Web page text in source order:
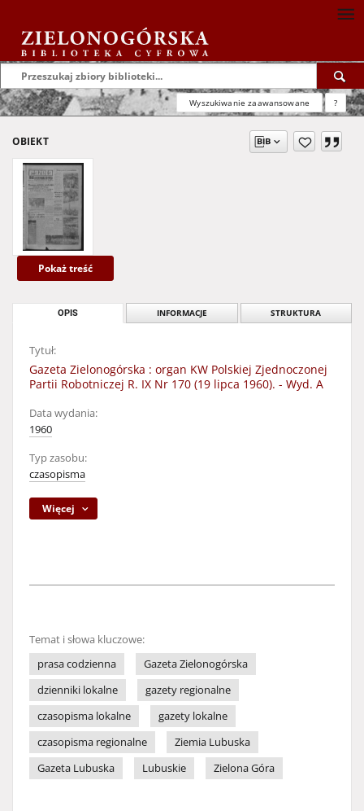
Wyszukiwanie zaawansowane ?
OBIEKT
Pokaż treść
OPIS INFORMACJE STRUKTURA
Tytuł:
Gazeta Zielonogórska : organ KW Polskiej Zjednoczonej
Partii Robotniczej R. IX Nr 170 (19 lipca 1960). - Wyd. A
Data wydania:
1960
Typ zasobu:
czasopisma
Więcej
Temat i słowa kluczowe:
prasa codzienna
Gazeta Zielonogórska
dzienniki lokalne
gazety regionalne
czasopisma lokalne
gazety lokalne
czasopisma regionalne
Ziemia Lubuska
Gazeta Lubuska
Lubuskie Zielona Góra